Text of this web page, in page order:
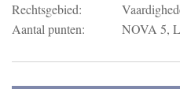
Rechtsgebied:
Aantal punten:
NOVA 5,